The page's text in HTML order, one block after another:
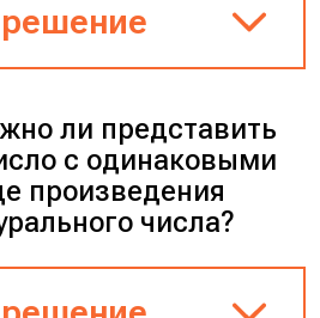
их остатки.
3 и 4 равна 7. 7
5 даёт остаток
ли представить
с одинаковыми
произведения
числа?